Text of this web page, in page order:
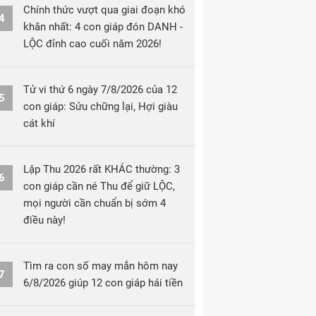
Chính thức vượt qua giai đoạn khó
khăn nhất: 4 con giáp đón DANH -
LỘC đỉnh cao cuối năm 2026!
5
Tử vi thứ 6 ngày 7/8/2026 của 12
con giáp: Sửu chững lại, Hợi giàu
cát khí
6
Lập Thu 2026 rất KHÁC thường: 3
con giáp cần né Thu để giữ LỘC,
mọi người cần chuẩn bị sớm 4
điều này!
Tìm ra con số may mắn hôm nay
6/8/2026 giúp 12 con giáp hái tiền